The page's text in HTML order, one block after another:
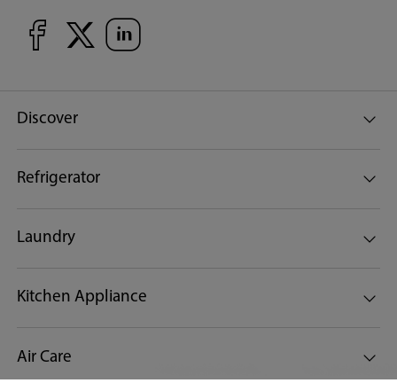
Discover
Refrigerator
Laundry
Kitchen Appliance
Air Care